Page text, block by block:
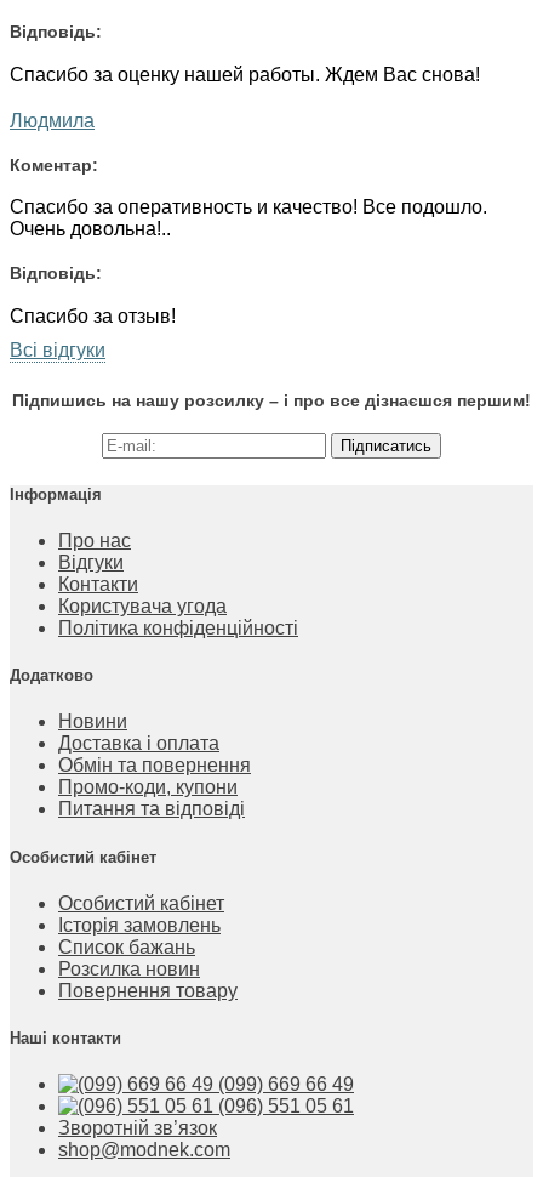
Відповідь:
Спасибо за оценку нашей работы. Ждем Вас снова!
Людмила
Коментар:
Спасибо за оперативность и качество! Все подошло.
Очень довольна!..
Відповідь:
Спасибо за отзыв!
Всі відгуки
Підпишись на нашу розсилку – і про все дізнаєшся першим!
Підписатись
Інформація
Про нас
Відгуки
Контакти
Користувача угода
Політика конфіденційності
Додатково
Новини
Доставка і оплата
Обмін та повернення
Промо-коди, купони
Питання та відповіді
Особистий кабінет
Особистий кабінет
Історія замовлень
Список бажань
Розсилка новин
Повернення товару
Наші контакти
(099) 669 66 49
(096) 551 05 61
Зворотній зв’язок
shop@modnek.com